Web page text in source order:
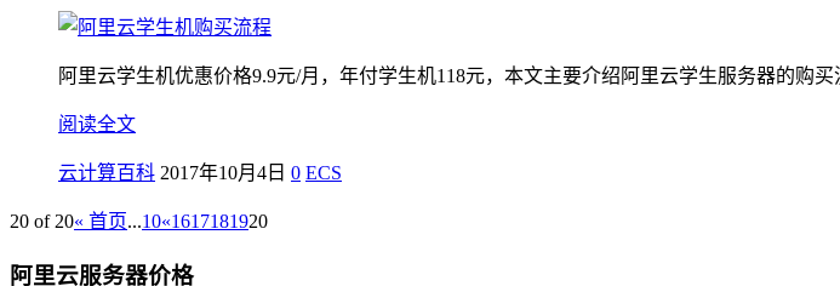
阿里云学生机优惠价格9.9元/月，年付学生机118元，本文主要介绍阿里云学生服务器的购
阅读全文
云计算百科 2017年10月4日 0 ECS
20 of 20« 首页...10«1617181920
阿里云服务器价格